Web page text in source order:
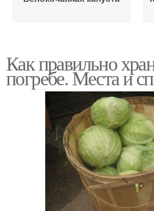
Цветная капуста
Капуста на хранение
Капусты по лунному
календарю
Как правильно
погребе. Места и